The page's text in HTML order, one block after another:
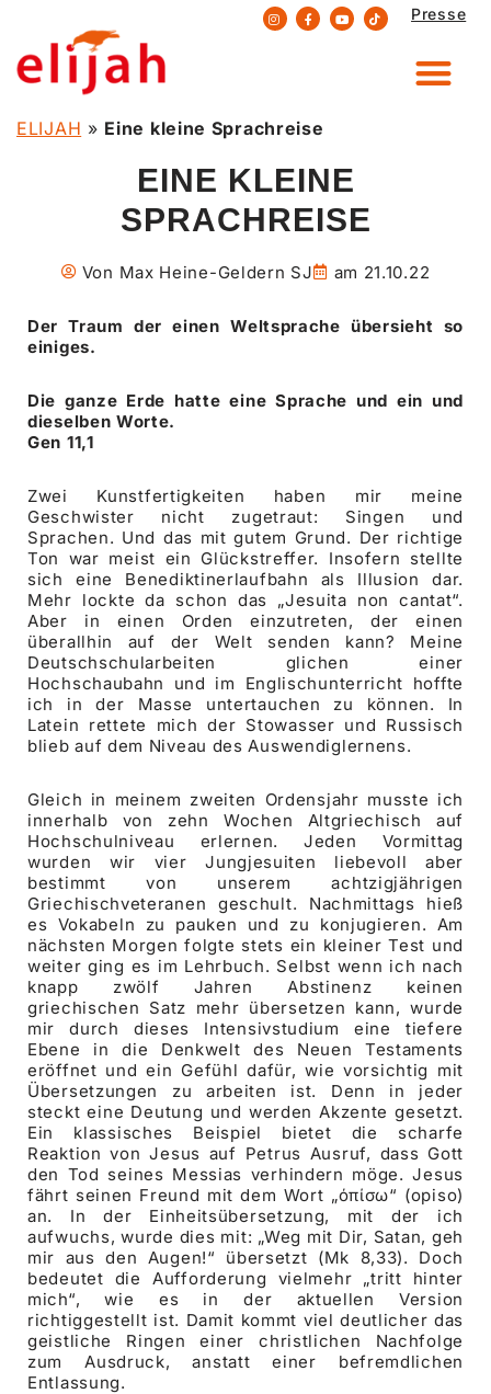
Zum
Inhalt
springen
Presse
ELIJAH » Eine kleine Sprachreise
EINE KLEINE
SPRACHREISE
Von Max Heine-Geldern SJ am 21.10.22
Der Traum der einen Weltsprache übersieht so
einiges.
Die ganze Erde hatte eine Sprache und ein und
dieselben Worte.
Gen 11,1
Zwei Kunstfertigkeiten haben mir meine
Geschwister nicht zugetraut: Singen und
Sprachen. Und das mit gutem Grund. Der richtige
Ton war meist ein Glückstreffer. Insofern stellte
sich eine Benediktinerlaufbahn als Illusion dar.
Mehr lockte da schon das „Jesuita non cantat“.
Aber in einen Orden einzutreten, der einen
überallhin auf der Welt senden kann? Meine
Deutschschularbeiten glichen einer
Hochschaubahn und im Englischunterricht hoffte
ich in der Masse untertauchen zu können. In
Latein rettete mich der Stowasser und Russisch
blieb auf dem Niveau des Auswendiglernens.
Gleich in meinem zweiten Ordensjahr musste ich
innerhalb von zehn Wochen Altgriechisch auf
Hochschulniveau erlernen. Jeden Vormittag
wurden wir vier Jungjesuiten liebevoll aber
bestimmt von unserem achtzigjährigen
Griechischveteranen geschult. Nachmittags hieß
es Vokabeln zu pauken und zu konjugieren. Am
nächsten Morgen folgte stets ein kleiner Test und
weiter ging es im Lehrbuch. Selbst wenn ich nach
knapp zwölf Jahren Abstinenz keinen
griechischen Satz mehr übersetzen kann, wurde
mir durch dieses Intensivstudium eine tiefere
Ebene in die Denkwelt des Neuen Testaments
eröffnet und ein Gefühl dafür, wie vorsichtig mit
Übersetzungen zu arbeiten ist. Denn in jeder
steckt eine Deutung und werden Akzente gesetzt.
Ein klassisches Beispiel bietet die scharfe
Reaktion von Jesus auf Petrus Ausruf, dass Gott
den Tod seines Messias verhindern möge. Jesus
fährt seinen Freund mit dem Wort „όπίσω“ (opiso)
an. In der Einheitsübersetzung, mit der ich
aufwuchs, wurde dies mit: „Weg mit Dir, Satan, geh
mir aus den Augen!“ übersetzt (Mk 8,33). Doch
bedeutet die Aufforderung vielmehr „tritt hinter
mich“, wie es in der aktuellen Version
richtiggestellt ist. Damit kommt viel deutlicher das
geistliche Ringen einer christlichen Nachfolge
zum Ausdruck, anstatt einer befremdlichen
Entlassung.